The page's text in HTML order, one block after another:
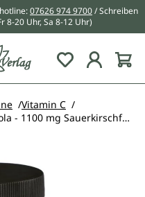
07626 974 9700/ Schreiben
8-20 Uhr, Sa 8-12 Uhr)
Du hast 0
Vitamin C
Cherry-Duo Sauerkirsche & Acerola - 1100 mg Sauerkirschfrucht-Extrakt pro Tagesdosis (2 Kapseln) - 60 Kapseln - von Unimedica